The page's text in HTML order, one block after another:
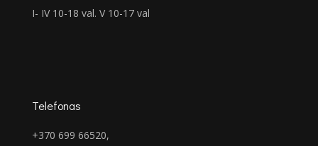
I- IV 10-18 val. V 10-17 val
Telefonas
+370 699 66520,